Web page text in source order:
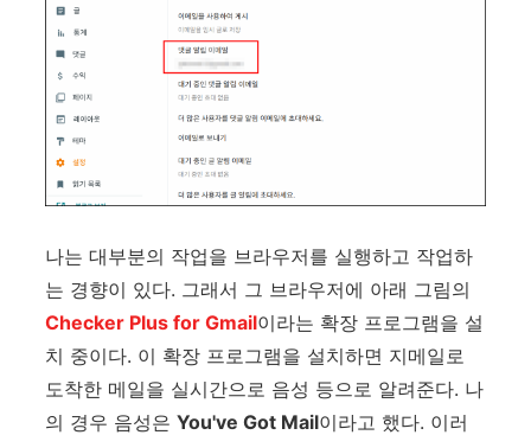
나는 대부분의 작업을 브라우저를 실행하고 작업하
는 경향이 있다. 그래서 그 브라우저에 아래 그림의
Checker Plus for Gmail이라는 확장 프로그램을 설
치 중이다. 이 확장 프로그램을 설치하면 지메일로
도착한 메일을 실시간으로 음성 등으로 알려준다. 나
의 경우 음성은 You've Got Mail이라고 했다. 이러